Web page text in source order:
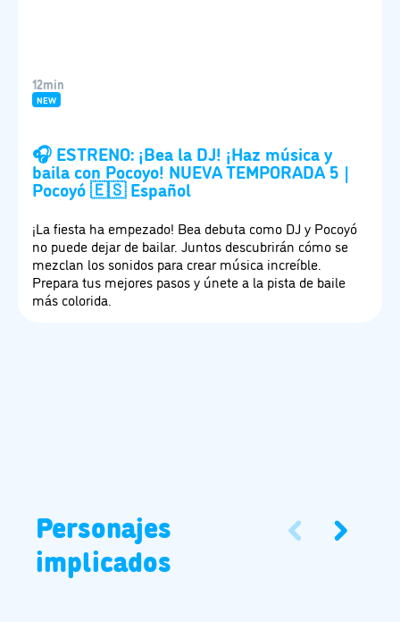
12min
NEW
🎧 ESTRENO: ¡Bea la DJ! ¡Haz música y
baila con Pocoyo! NUEVA TEMPORADA 5 |
Pocoyó 🇪🇸 Español
¡La fiesta ha empezado! Bea debuta como DJ y Pocoyó
no puede dejar de bailar. Juntos descubrirán cómo se
mezclan los sonidos para crear música increíble.
Prepara tus mejores pasos y únete a la pista de baile
más colorida.
Personajes
implicados